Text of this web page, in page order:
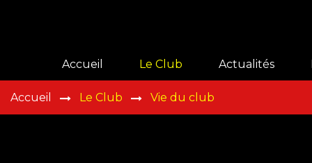
Accueil Le Club Actualités
Accueil Le Club Vie du club